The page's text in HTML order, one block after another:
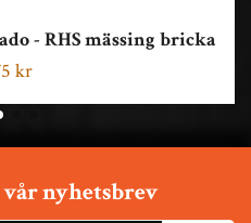
- RHS mässing bricka
kr
nyhetsbrev